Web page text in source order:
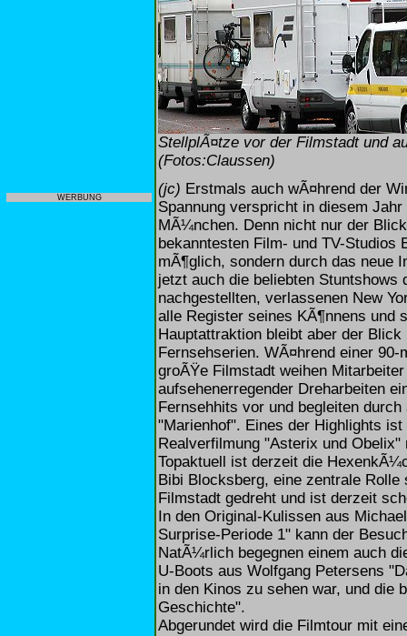
WERBUNG
StellplÃ¤tze vor der Filmstadt und
(Fotos:Claussen)
(jc) Erstmals auch wÃ¤hrend der
Spannung verspricht in diesem
MÃ¼nchen. Denn nicht nur der
bekanntesten Film- und TV-
mÃ¶glich, sondern durch das neue
jetzt auch die beliebten
nachgestellten, verlassenen New
alle Register seines KÃ¶nnens und
Hauptattraktion bleibt aber der
Fernsehserien. WÃ¤hrend einer
groÃŸe Filmstadt weihen
aufsehenerregender Dreharbeiten
Fernsehhits vor und begleiten
"Marienhof". Eines der Highlights
Realverfilmung "Asterix und
Topaktuell ist derzeit die
Bibi Blocksberg, eine zentrale
Filmstadt gedreht und ist derzeit
In den Original-Kulissen aus
Surprise-Periode 1" kann der
NatÃ¼rlich begegnen einem auch
U-Boots aus Wolfgang Petersens
in den Kinos zu sehen war, und die
Geschichte".
Abgerundet wird die Filmtour mit